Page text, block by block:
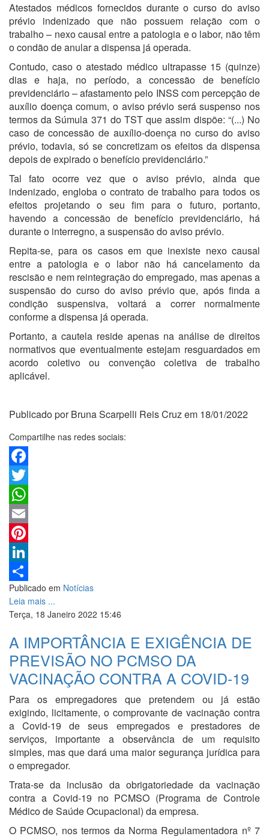
Atestados médicos fornecidos durante o curso do aviso
prévio indenizado que não possuem relação com o
trabalho – nexo causal entre a patologia e o labor, não têm
o condão de anular a dispensa já operada.
Contudo, caso o atestado médico ultrapasse 15 (quinze)
dias e haja, no período, a concessão de benefício
previdenciário – afastamento pelo INSS com percepção de
auxílio doença comum, o aviso prévio será suspenso nos
termos da Súmula 371 do TST que assim dispõe: “(...) No
caso de concessão de auxílio-doença no curso do aviso
prévio, todavia, só se concretizam os efeitos da dispensa
depois de expirado o benefício previdenciário.”
Tal fato ocorre vez que o aviso prévio, ainda que
indenizado, engloba o contrato de trabalho para todos os
efeitos projetando o seu fim para o futuro, portanto,
havendo a concessão de benefício previdenciário, há
durante o interregno, a suspensão do aviso prévio.
Repita-se, para os casos em que inexiste nexo causal
entre a patologia e o labor não há cancelamento da
rescisão e nem reintegração do empregado, mas apenas a
suspensão do curso do aviso prévio que, após finda a
condição suspensiva, voltará a correr normalmente
conforme a dispensa já operada.
Portanto, a cautela reside apenas na análise de direitos
normativos que eventualmente estejam resguardados em
acordo coletivo ou convenção coletiva de trabalho
aplicável.
Publicado por Bruna Scarpelli Reis Cruz em 18/01/2022
Compartilhe nas redes sociais:
Facebook
Twitter
WhatsApp
Email
Pinterest
LinkedIn
Share
Publicado em Notícias
Leia mais ...
Terça, 18 Janeiro 2022 15:46
A IMPORTÂNCIA E EXIGÊNCIA DE
PREVISÃO NO PCMSO DA
VACINAÇÃO CONTRA A COVID-19
Para os empregadores que pretendem ou já estão
exigindo, licitamente, o comprovante de vacinação contra
a Covid-19 de seus empregados e prestadores de
serviços, importante a observância de um requisito
simples, mas que dará uma maior segurança jurídica para
o empregador.
Trata-se da inclusão da obrigatoriedade da vacinação
contra a Covid-19 no PCMSO (Programa de Controle
Médico de Saúde Ocupacional) da empresa.
O PCMSO, nos termos da Norma Regulamentadora nº 7